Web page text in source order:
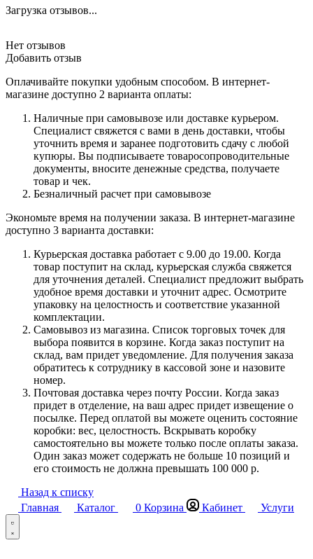
Загрузка отзывов...
Нет отзывов
Добавить отзыв
Оплачивайте покупки удобным способом. В интернет-
магазине доступно 2 варианта оплаты:
Наличные при самовывозе или доставке курьером.
Специалист свяжется с вами в день доставки, чтобы
уточнить время и заранее подготовить сдачу с любой
купюры. Вы подписываете товаросопроводительные
документы, вносите денежные средства, получаете
товар и чек.
Безналичный расчет при самовывозе
Экономьте время на получении заказа. В интернет-магазине
доступно 3 варианта доставки:
Курьерская доставка работает с 9.00 до 19.00. Когда
товар поступит на склад, курьерская служба свяжется
для уточнения деталей. Специалист предложит выбрать
удобное время доставки и уточнит адрес. Осмотрите
упаковку на целостность и соответствие указанной
комплектации.
Самовывоз из магазина. Список торговых точек для
выбора появится в корзине. Когда заказ поступит на
склад, вам придет уведомление. Для получения заказа
обратитесь к сотруднику в кассовой зоне и назовите
номер.
Почтовая доставка через почту России. Когда заказ
придет в отделение, на ваш адрес придет извещение о
посылке. Перед оплатой вы можете оценить состояние
коробки: вес, целостность. Вскрывать коробку
самостоятельно вы можете только после оплаты заказа.
Один заказ может содержать не больше 10 позиций и
его стоимость не должна превышать 100 000 р.
Назад к списку
Главная
Каталог 0 Корзина Кабинет Услуги